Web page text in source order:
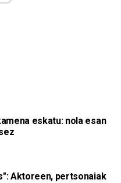
eskatu: nola esan
Aktoreen, pertsonaiak